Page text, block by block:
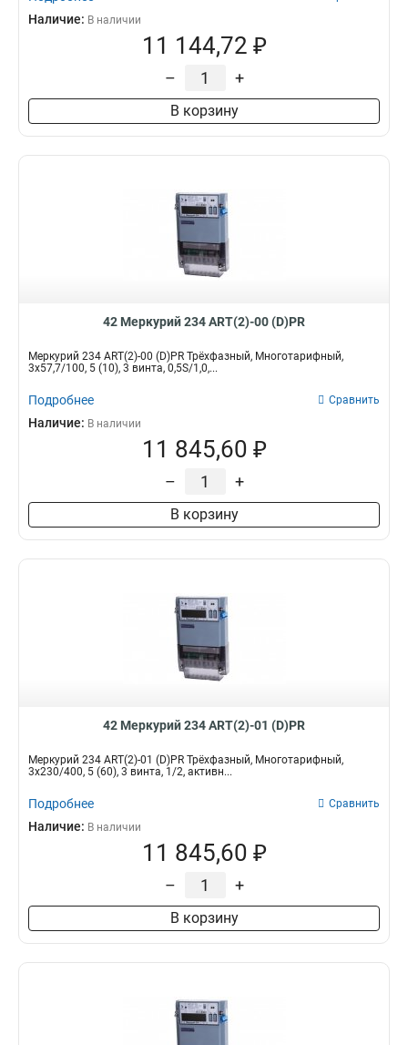
Наличие: В наличии
11 144,72 ₽
– +
В корзину
42 Меркурий 234 ART(2)-00 (D)PR
Меркурий 234 ART(2)-00 (D)PR Трёхфазный, Многотарифный,
3x57,7/100, 5 (10), 3 винта, 0,5S/1,0,...
Подробнее Сравнить
Наличие: В наличии
11 845,60 ₽
– +
В корзину
42 Меркурий 234 ART(2)-01 (D)PR
Меркурий 234 ART(2)-01 (D)PR Трёхфазный, Многотарифный,
3x230/400, 5 (60), 3 винта, 1/2, активн...
Подробнее Сравнить
Наличие: В наличии
11 845,60 ₽
– +
В корзину